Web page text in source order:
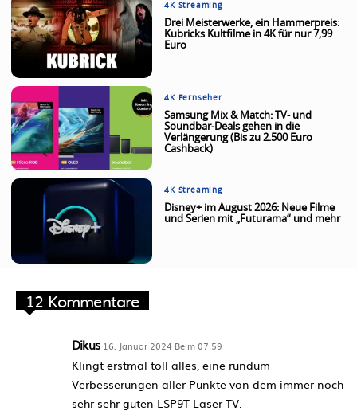
4K Streaming
Drei Meisterwerke, ein Hammerpreis:
Kubricks Kultfilme in 4K für nur 7,99
Euro
4K Fernseher
Samsung Mix & Match: TV- und
Soundbar-Deals gehen in die
Verlängerung (Bis zu 2.500 Euro
Cashback)
4K Streaming
Disney+ im August 2026: Neue Filme
und Serien mit „Futurama“ und mehr
12 Kommentare
Dikus 16. Januar 2024 Beim 07:59
Klingt erstmal toll alles, eine rundum
Verbesserungen aller Punkte von dem immer noch
sehr sehr guten LSP9T Laser TV.